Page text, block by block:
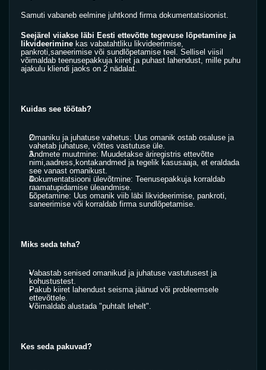
Samuti vabaneb eelmine juhtkond firma dokumentatsioonist.
Seejärel viiakse läbi Eesti ettevõtte tegevuse lõpetamine ja
likvideerimine kas vabatahtliku likvideerimise,
pankroti,saneerimise või sundlõpetamise teel. Sellisel viisil
võimaldab teenusepakkuja kiiret ja puhast lahendust, mille puhu
ajakulu kliendi jaoks on 2 nädalat.
Kuidas see töötab?
Omaniku ja juhatuse vahetus: Uus omanik ostab osaluse ja
vahetab juhatuse, võttes vastutuse üle.
Andmete muutmine: Muudetakse äriregistris ettevõtte
nimi,aadress,kontakandmed ja tegelik kasusaaja, et eraldada
see vanast omanikust.
Dokumentatsiooni ülevõtmine: Teenusepakkuja korraldab
raamatupidamise üleandmise.
Lõpetamine: Uus omanik viib läbi likvideerimise, pankroti,
saneerimise või korraldab firma sundlõpetamise.
Miks seda teha?
Vabastab senised omanikud ja juhatuse vastutusest ja
kohustustest.
Pakub kiiret lahendust seisma jäänud või probleemsele
ettevõttele.
Võimaldab alustada "puhtalt lehelt".
Kes seda pakuvad?